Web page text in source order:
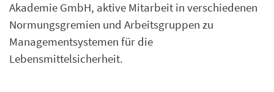
Akademie GmbH, aktive Mitarbeit in verschiedenen
Normungsgremien und Arbeitsgruppen zu
Managementsystemen für die
Lebensmittelsicherheit.